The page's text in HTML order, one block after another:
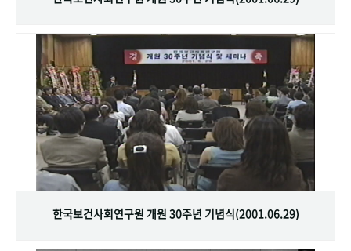
한국보건사회연구원 개원 30주년 기념식(2001.06.29)